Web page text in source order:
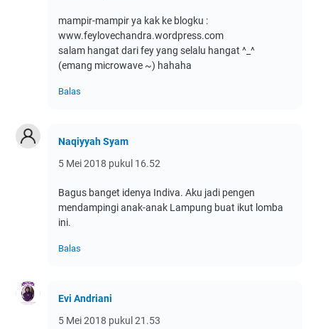
mampir-mampir ya kak ke blogku :
www.feylovechandra.wordpress.com
salam hangat dari fey yang selalu hangat ^_^
(emang microwave ~) hahaha
Balas
Naqiyyah Syam
5 Mei 2018 pukul 16.52
Bagus banget idenya Indiva. Aku jadi pengen
mendampingi anak-anak Lampung buat ikut lomba
ini.
Balas
Evi Andriani
5 Mei 2018 pukul 21.53